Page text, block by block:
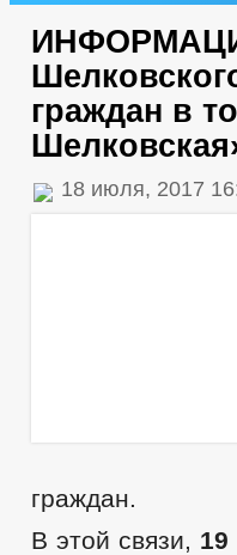
граждан в
18 июля, 2017
граждан.
В этой связи, 19